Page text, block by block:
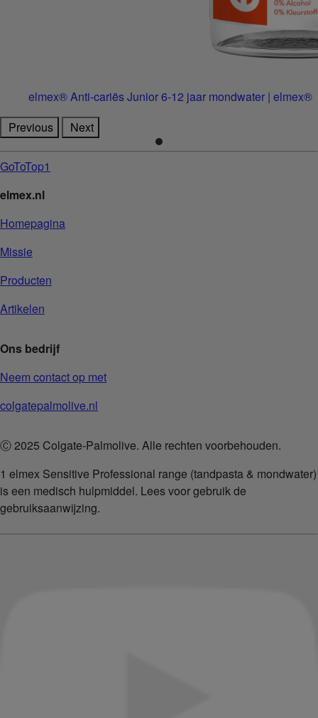
elmex® Anti-cariës Junior 6-12 jaar mondwater | elmex®
Previous
Next
GoToTop1
elmex.nl
Homepagina
Missie
Producten
Artikelen
Ons bedrijf
Neem contact op met
colgatepalmolive.nl
Ⓒ 2025 Colgate-Palmolive. Alle rechten voorbehouden.
1 elmex Sensitive Professional range (tandpasta & mondwater)
is een medisch hulpmiddel. Lees voor gebruik de
gebruiksaanwijzing.